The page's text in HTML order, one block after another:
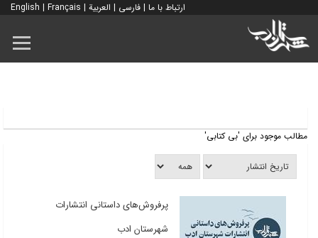
ارتباط با ما | فارسی | العربية |
English | Français
مطالب موجود برای 'بی کتابی'
پرفروش‌های داستانی انتشارات
شهرستان ادب